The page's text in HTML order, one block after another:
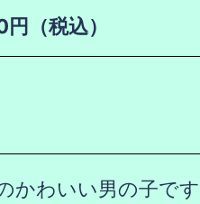
（税込）
かわいい男の子です